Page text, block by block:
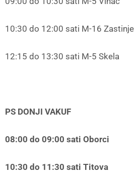
10:30 do 12:00 sati M-16 Zastinje
12:15 do 13:30 sati M-5 Skela
PS DONJI VAKUF
08:00 do 09:00 sati Oborci
10:30 do 11:30 sati Titova